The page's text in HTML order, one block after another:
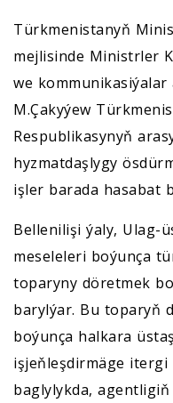
Türkmenistanyň
mejlisinde Ministrler
we
M.Çakyýew
Respublikasynyň
hyzmatdaşlygy
işler barada hasabat
Bellenilişi ýaly, Ulag-
meseleleri boýunça
toparyny döretmek
barylýar. Bu toparyň
boýunça halkara
işjeňleşdirmäge
baglylykda,